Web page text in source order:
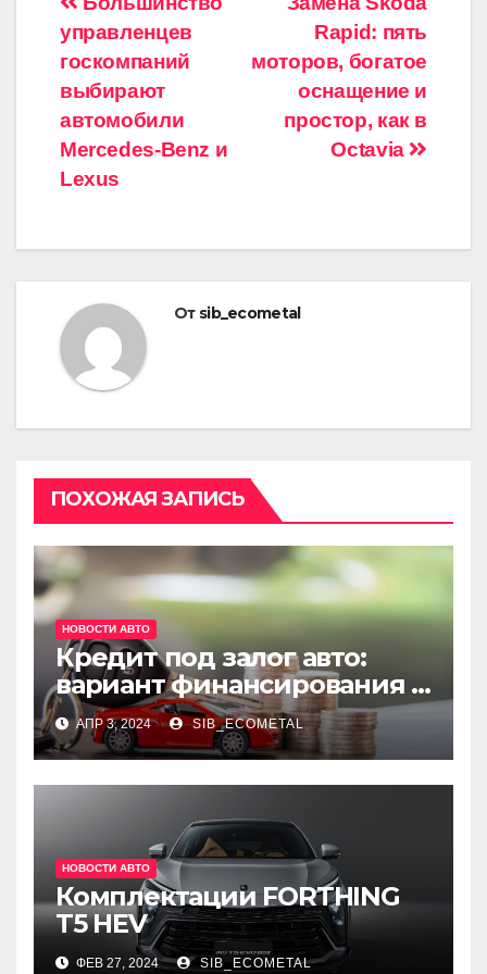
Навигация
по
записям
Rapid: пять
моторов, богатое
оснащение и
простор, как в
Octavia
управленцев
госкомпаний
выбирают
автомобили
Mercedes-Benz и
Lexus
От sib_ecometal
ПОХОЖАЯ ЗАПИСЬ
НОВОСТИ АВТО
Кредит под залог авто:
вариант финансирования с
меньшими рисками
АПР 3, 2024 SIB_ECOMETAL
НОВОСТИ АВТО
Комплектации FORTHING
T5 HEV
ФЕВ 27, 2024 SIB_ECOMETAL